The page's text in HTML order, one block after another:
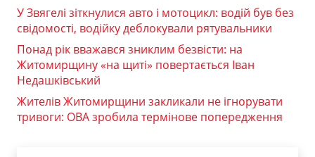
У Звягелі зіткнулися авто і мотоцикл: водій був без
свідомості, водійку деблокували рятувальники
Понад рік вважався зниклим безвісти: на
Житомирщину «на щиті» повертається Іван
Недашківський
Жителів Житомирщини закликали не ігнорувати
тривоги: ОВА зробила термінове попередження